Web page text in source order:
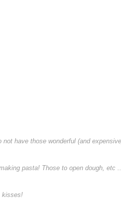
have those wonderful (and
pasta! Those to open dough, etc
kisses!